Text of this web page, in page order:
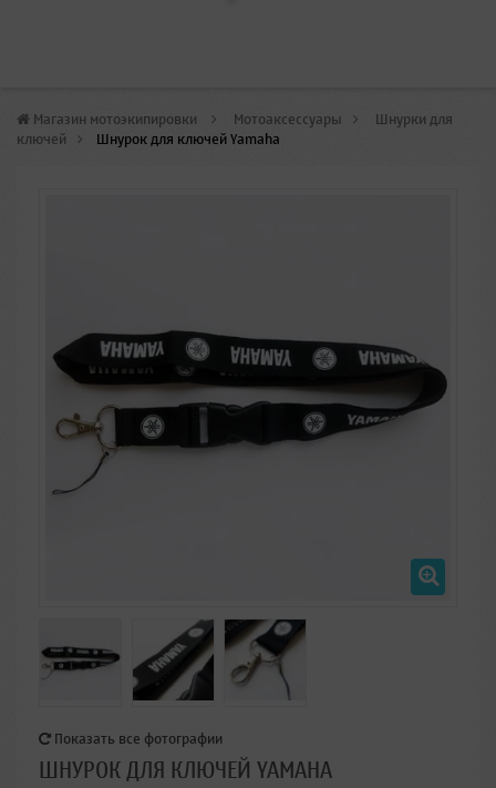
Магазин мотоэкипировки > Мотоаксессуары > Шнурки для
ключей > Шнурок для ключей Yamaha
Показать все фотографии
ШНУРОК ДЛЯ КЛЮЧЕЙ YAMAHA